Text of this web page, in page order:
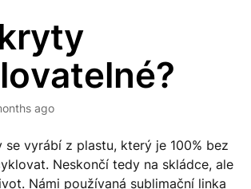
ago
se vyrábí z plastu, který je 100% bez
Neskončí tedy na skládce, ale
Námi používaná sublimační linka